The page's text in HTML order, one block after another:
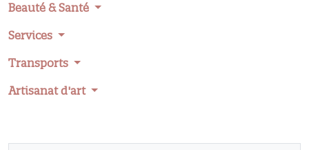
Beauté & Santé
Services
Transports
Artisanat d'art